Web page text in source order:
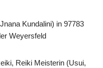
Kundalini) in 97783
Weyersfeld
Reiki Meisterin (Usui,